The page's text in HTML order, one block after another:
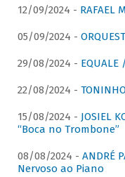
12/09/2024 - RAFAEL
05/09/2024 -
29/08/2024 -
22/08/2024 -
15/08/2024 - JOSIEL
“Boca no Trombone”
08/08/2024 - ANDRÉ
Nervoso ao Piano